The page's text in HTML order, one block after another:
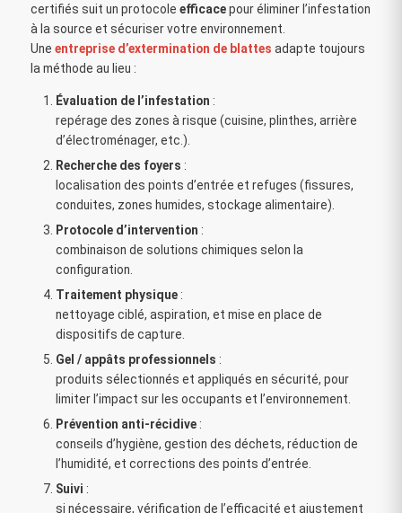
certifiés suit un protocole efficacepour éliminer l’infestation
à la source et sécuriser votre environnement.
Une entreprise d’extermination de blattes adapte toujours
la méthode au lieu :
Évaluation de l’infestation :
repérage des zones à risque (cuisine, plinthes, arrière
d’électroménager, etc.).
Recherche des foyers :
localisation des points d’entrée et refuges (fissures,
conduites, zones humides, stockage alimentaire).
Protocole d’intervention :
combinaison de solutions chimiques selon la
configuration.
Traitement physique :
nettoyage ciblé, aspiration, et mise en place de
dispositifs de capture.
Gel / appâts professionnels :
produits sélectionnés et appliqués en sécurité, pour
limiter l’impact sur les occupants et l’environnement.
Prévention anti-récidive :
conseils d’hygiène, gestion des déchets, réduction de
l’humidité, et corrections des points d’entrée.
Suivi :
si nécessaire, vérification de l’efficacité et ajustement